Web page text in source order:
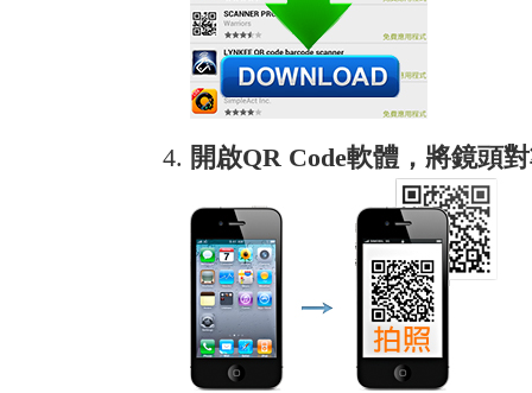
開啟QR Code軟體，將鏡頭